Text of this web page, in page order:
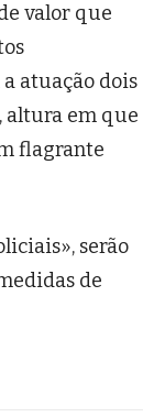
valor que
atuação dois
altura em que
flagrante
serão
de